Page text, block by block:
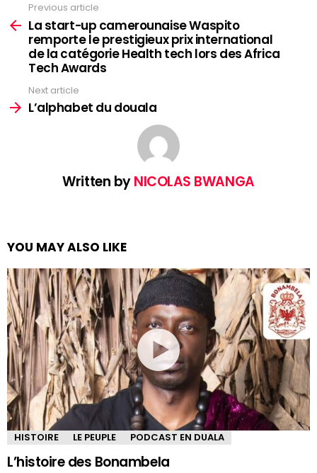
more
Previous article
La start-up camerounaise Waspito
remporte le prestigieux prix international
de la catégorie Health tech lors des Africa
Tech Awards
Next article
L’alphabet du douala
Written byNICOLAS BWANGA
YOU MAY ALSO LIKE
HISTOIRE LE PEUPLE PODCAST EN DUALA
L’histoire des Bonambela